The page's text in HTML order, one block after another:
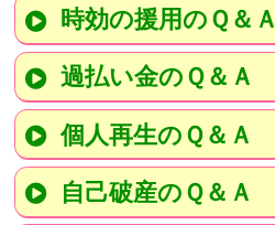
時効の援用のＱ＆Ａ
過払い金のＱ＆Ａ
個人再生のＱ＆Ａ
自己破産のＱ＆Ａ